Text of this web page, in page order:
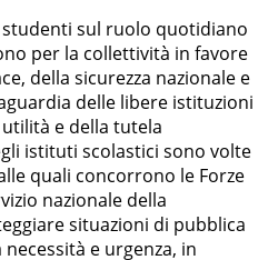
studenti sul ruolo quotidiano
per la collettività in favore
della sicurezza nazionale e
delle libere istituzioni
e della tutela
istituti scolastici sono volte
quali concorrono le Forze
nazionale della
situazioni di pubblica
e urgenza, in